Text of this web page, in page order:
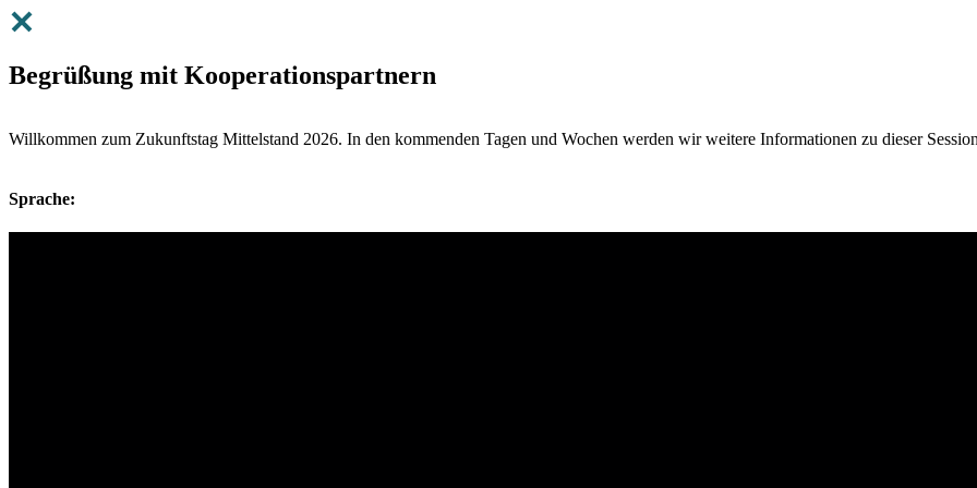
Begrüßung mit Kooperationspartnern
Willkommen zum Zukunftstag Mittelstand 2026. In den kommenden Tagen und Wochen werden wir weitere Informationen zu dieser
Sprache: